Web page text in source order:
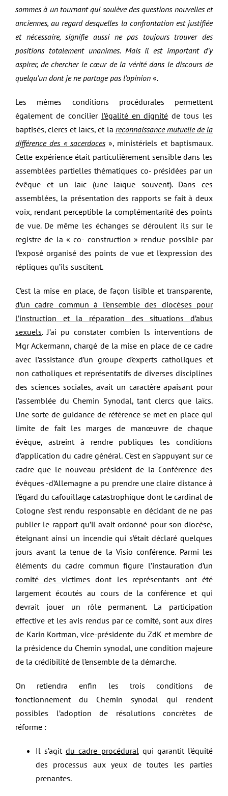
sommes à un tournant qui soulève des questions nouvelles et
anciennes, au regard desquelles la confrontation est justifiée
et nécessaire, signifie aussi ne pas toujours trouver des
positions totalement unanimes. Mais il est important d’y
aspirer, de chercher le cœur de la vérité dans le discours de
quelqu’un dont je ne partage pas l’opinion «.
Les mêmes conditions procédurales permettent
également de concilier l’égalité en dignité de tous les
baptisés, clercs et laïcs, et la reconnaissance mutuelle de la
différence des « sacerdoces», ministériels et baptismaux.
Cette expérience était particulièrement sensible dans les
assemblées partielles thématiques co- présidées par un
évêque et un laïc (une laïque souvent). Dans ces
assemblées, la présentation des rapports se fait à deux
voix, rendant perceptible la complémentarité des points
de vue. De même les échanges se déroulent ils sur le
registre de la « co- construction » rendue possible par
l’exposé organisé des points de vue et l’expression des
répliques qu’ils suscitent.
C’est la mise en place, de façon lisible et transparente,
d’un cadre commun à l’ensemble des diocèses pour
l’instruction et la réparation des situations d’abus
sexuels. J’ai pu constater combien ls interventions de
Mgr Ackermann, chargé de la mise en place de ce cadre
avec l’assistance d’un groupe d’experts catholiques et
non catholiques et représentatifs de diverses disciplines
des sciences sociales, avait un caractère apaisant pour
l’assemblée du Chemin Synodal, tant clercs que laïcs.
Une sorte de guidance de référence se met en place qui
limite de fait les marges de manœuvre de chaque
évêque, astreint à rendre publiques les conditions
d’application du cadre général. C’est en s’appuyant sur ce
cadre que le nouveau président de la Conférence des
évêques -d’Allemagne a pu prendre une claire distance à
l’égard du cafouillage catastrophique dont le cardinal de
Cologne s’est rendu responsable en décidant de ne pas
publier le rapport qu’il avait ordonné pour son diocèse,
éteignant ainsi un incendie qui s’était déclaré quelques
jours avant la tenue de la Visio conférence. Parmi les
éléments du cadre commun figure l’instauration d’un
comité des victimes dont les représentants ont été
largement écoutés au cours de la conférence et qui
devrait jouer un rôle permanent. La participation
effective et les avis rendus par ce comité, sont aux dires
de Karin Kortman, vice-présidente du ZdK et membre de
la présidence du Chemin synodal, une condition majeure
de la crédibilité de l’ensemble de la démarche.
On retiendra enfin les trois conditions de
fonctionnement du Chemin synodal qui rendent
possibles l’adoption de résolutions concrètes de
réforme :
Il s’agitdu cadre procédural qui garantit l’équité
des processus aux yeux de toutes les parties
prenantes.